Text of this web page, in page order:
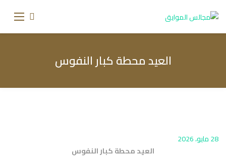
العيد محطة كبار النفوس
28 مايو، 2026
العيد محطة كبار النفوس